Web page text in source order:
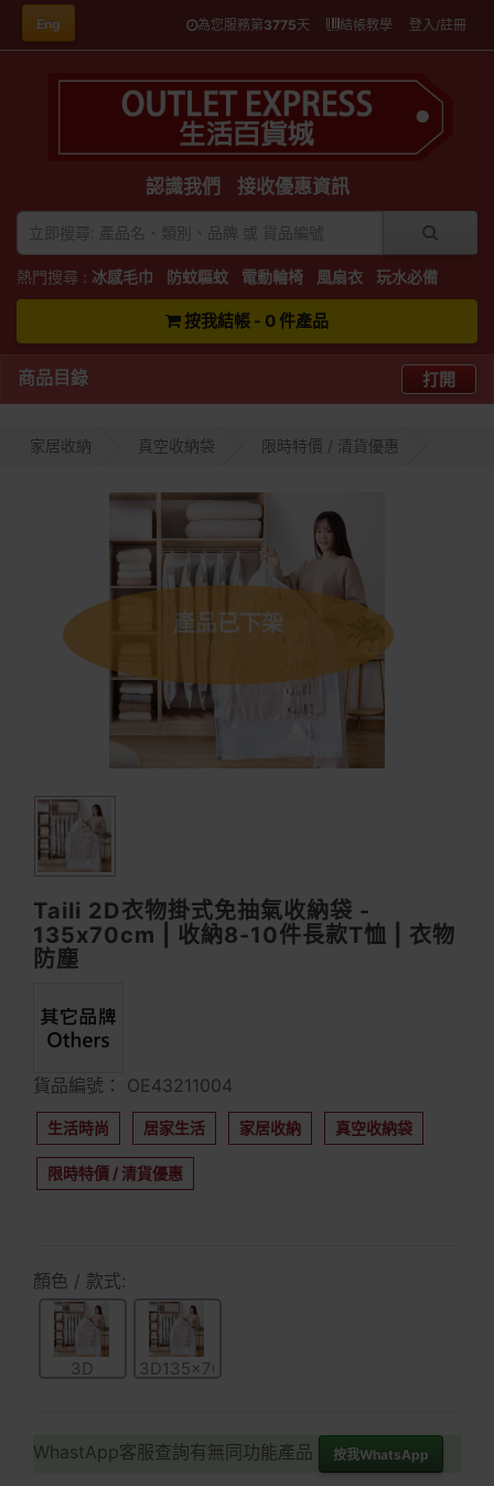
Eng 為您服務第3775天 結帳教學 登入/註冊
認識我們 接收優惠資訊
熱門搜尋 : 冰感毛巾 防蚊驅蚊 電動輪椅 風扇衣 玩水必備
按我結帳 - 0 件產品
商品目錄 打開
家居收納 真空收納袋 限時特價 / 清貨優惠
產品已下架
Taili 2D衣物掛式免抽氣收納袋 -
135x70cm | 收納8-10件長款T恤 | 衣物
防塵
貨品編號： OE43211004
生活時尚 居家生活 家居收納 真空收納袋
限時特價 / 清貨優惠
顏色 / 款式:
3D
3D135x70x20cm
WhastApp客服查詢有無同功能產品 按我WhatsApp